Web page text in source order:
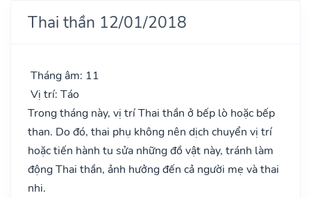
Thai thần 12/01/2018
Tháng âm: 11
Vị trí: Táo
Trong tháng này, vị trí Thai thần ở bếp lò hoặc bếp
than. Do đó, thai phụ không nên dịch chuyển vị trí
hoặc tiến hành tu sửa những đồ vật này, tránh làm
động Thai thần, ảnh hưởng đến cả người mẹ và thai
nhi.